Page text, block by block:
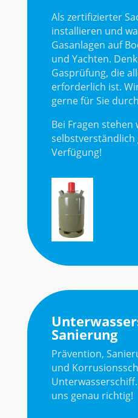
Als zertifizierter
installieren und
Gasanlagen auf
und Yachten.
Gasprüfung, die
erforderlich ist.
gerne für Sie
Bei Fragen stehen
selbstverständlich
Verfügung!
Sanierung
Prävention,
und
uns genau richtig!